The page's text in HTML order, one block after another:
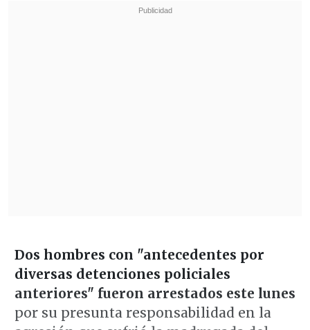
Dos hombres con "antecedentes por
diversas detenciones policiales
anteriores" fueron arrestados este lunes
por su presunta responsabilidad en la